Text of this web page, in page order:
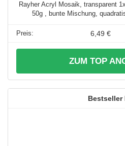
Rayher Acryl Mosaik, transparent
50g , bunte Mischung,
6,49 €
ZUM TOP